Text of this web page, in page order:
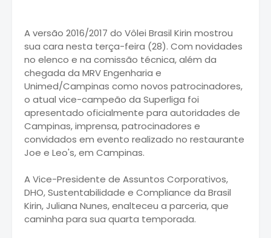
A versão 2016/2017 do Vôlei Brasil Kirin mostrou
sua cara nesta terça-feira (28). Com novidades
no elenco e na comissão técnica, além da
chegada da MRV Engenharia e
Unimed/Campinas como novos patrocinadores,
o atual vice-campeão da Superliga foi
apresentado oficialmente para autoridades de
Campinas, imprensa, patrocinadores e
convidados em evento realizado no restaurante
Joe e Leo's, em Campinas.
A Vice-Presidente de Assuntos Corporativos,
DHO, Sustentabilidade e Compliance da Brasil
Kirin, Juliana Nunes, enalteceu a parceria, que
caminha para sua quarta temporada.